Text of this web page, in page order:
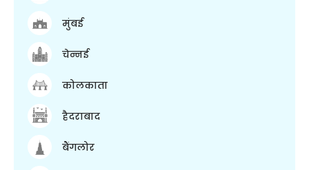
मुंबई
चेन्नई
कोलकाता
हैदराबाद
बैंगलोर